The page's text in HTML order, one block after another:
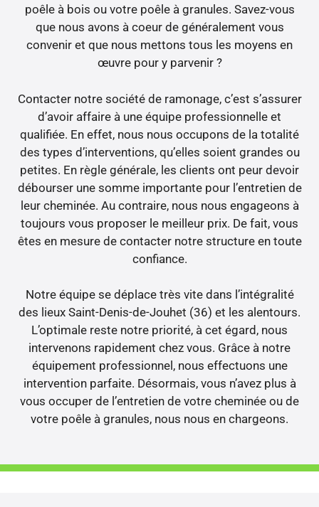
poêle à bois ou votre poêle à granules. Savez-vous
que nous avons à coeur de généralement vous
convenir et que nous mettons tous les moyens en
œuvre pour y parvenir ?
Contacter notre société de ramonage, c’est s’assurer
d’avoir affaire à une équipe professionnelle et
qualifiée. En effet, nous nous occupons de la totalité
des types d’interventions, qu’elles soient grandes ou
petites. En règle générale, les clients ont peur devoir
débourser une somme importante pour l’entretien de
leur cheminée. Au contraire, nous nous engageons à
toujours vous proposer le meilleur prix. De fait, vous
êtes en mesure de contacter notre structure en toute
confiance.
Notre équipe se déplace très vite dans l’intégralité
des lieux Saint-Denis-de-Jouhet (36) et les alentours.
L’optimale reste notre priorité, à cet égard, nous
intervenons rapidement chez vous. Grâce à notre
équipement professionnel, nous effectuons une
intervention parfaite. Désormais, vous n’avez plus à
vous occuper de l’entretien de votre cheminée ou de
votre poêle à granules, nous nous en chargeons.